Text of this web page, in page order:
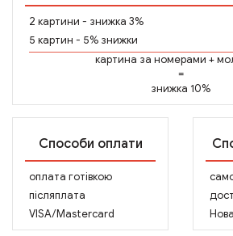
2 картини - знижка 3%
5 картин - 5% знижки
картина за номерами +
=
знижка 10%
Способи оплати
оплата готівкою
післяплата
VISA/Mastercard